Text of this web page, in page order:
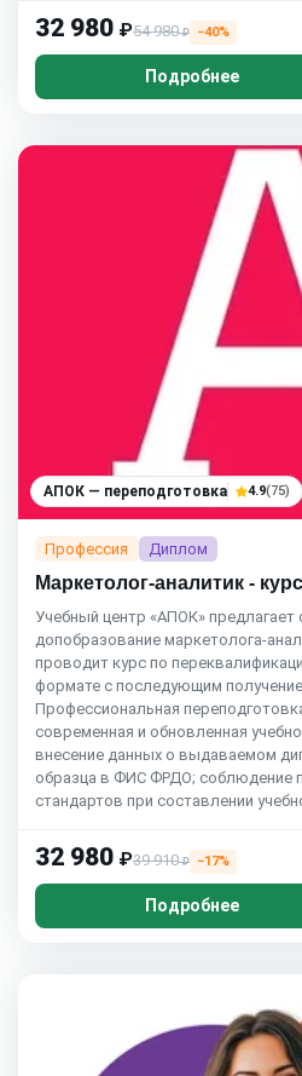
32 980 ₽54 980₽ −40%
Подробнее
АПОК — переподготовка 4.9(75)
Профессия Диплом
Маркетолог-аналитик -
Учебный центр «АПОК» предлагает
допобразование маркетолога-
проводит курс по
формате с последующим
Профессиональная
современная и обновленная
внесение данных о выдаваемом
образца в ФИС ФРДО; соблюдение
стандартов при составлении
32 980 ₽39 910₽ −17%
Подробнее